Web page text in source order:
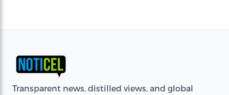
Transparent news, distilled views, and global